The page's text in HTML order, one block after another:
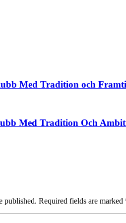
Med Tradition och
Med Tradition Och
published. Required fields are marked